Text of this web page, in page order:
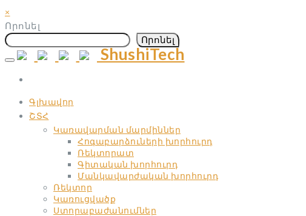
×
Որոնել
Որոնել
Skip
content
ShushiTech
Գլխավոր
ՇՏՀ
Կառավարման մարմիններ
Հոգաբարձուների խորհուրդ
Ռեկտորատ
Գիտական ​​խորհուրդ
Մանկավարժական ​​խորհուրդ
Ռեկտոր
Կառուցվածք
Ստորաբաժանումներ